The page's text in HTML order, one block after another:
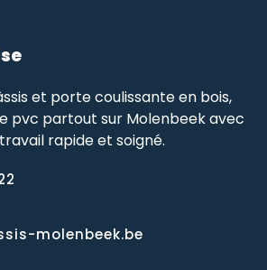
et porte coulissante en bois,
pvc partout sur Molenbeek avec
rapide et soigné.
molenbeek.be